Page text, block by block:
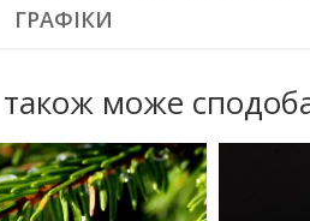
ГРАФІКИ
може